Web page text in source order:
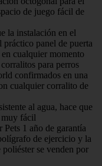
de juego fácil de
la instalación en el
panel de puerta
cualquier momento
para perros
confirmados en una
cualquier corralito de
al agua, hace que
fácil
1 año de garantía
de ejercicio y la
se venden por